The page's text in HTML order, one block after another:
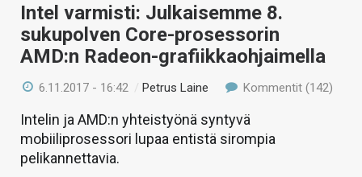
Intel varmisti: Julkaisemme 8.
sukupolven Core-prosessorin
AMD:n Radeon-grafiikkaohjaimella
6.11.2017 - 16:42 /Petrus Laine Kommentit (142)
Intelin ja AMD:n yhteistyönä syntyvä
mobiiliprosessori lupaa entistä sirompia
pelikannettavia.